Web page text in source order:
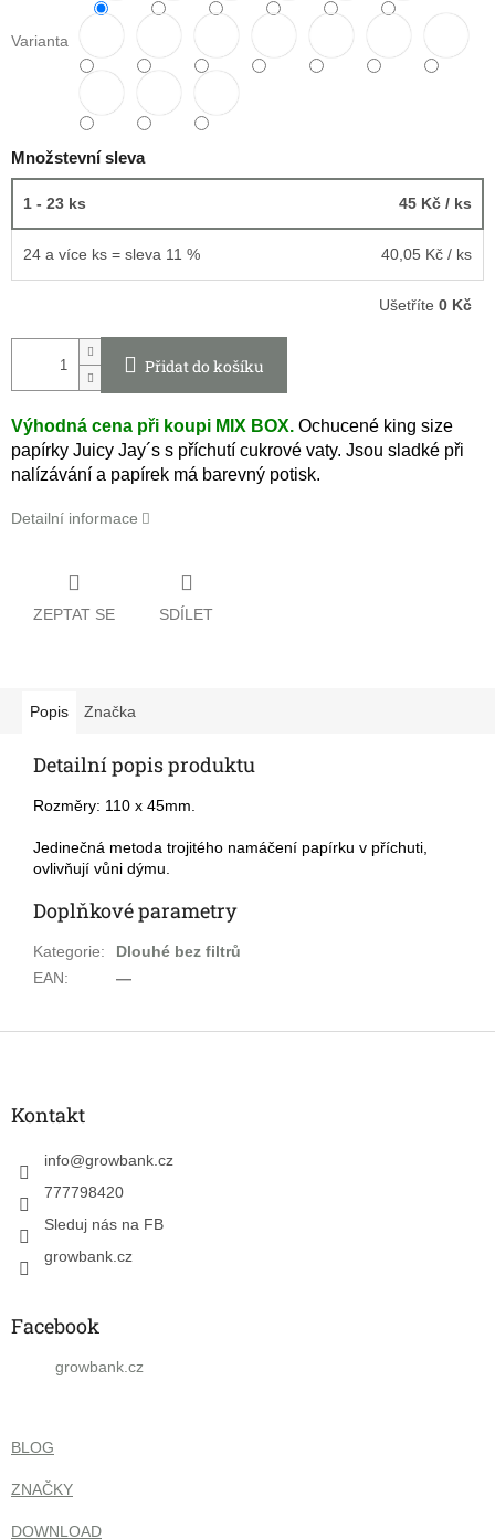
Varianta
Množstevní sleva
1 - 23 ks 45 Kč / ks
24 a více ks = sleva 11 % 40,05 Kč / ks
Ušetříte 0 Kč
Přidat do košíku
Výhodná cena při koupi MIX BOX. Ochucené king size
papírky Juicy Jay´s s příchutí cukrové vaty. Jsou sladké při
nalízávání a papírek má barevný potisk.
Detailní informace
ZEPTAT SE SDÍLET
Popis Značka
Detailní popis produktu
Rozměry: 110 x 45mm.
Jedinečná metoda trojitého namáčení papírku v příchuti,
ovlivňují vůni dýmu.
Doplňkové parametry
Kategorie:
Dlouhé bez filtrů
EAN: —
Kontakt
info@growbank.cz
777798420
Sleduj nás na FB
growbank.cz
Facebook
growbank.cz
BLOG
ZNAČKY
DOWNLOAD